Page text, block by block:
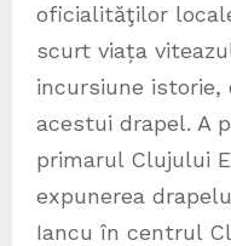
oficialităţilor
scurt viața
incursiune istorie,
acestui drapel. A
primarul Clujului
expunerea
Iancu în centrul